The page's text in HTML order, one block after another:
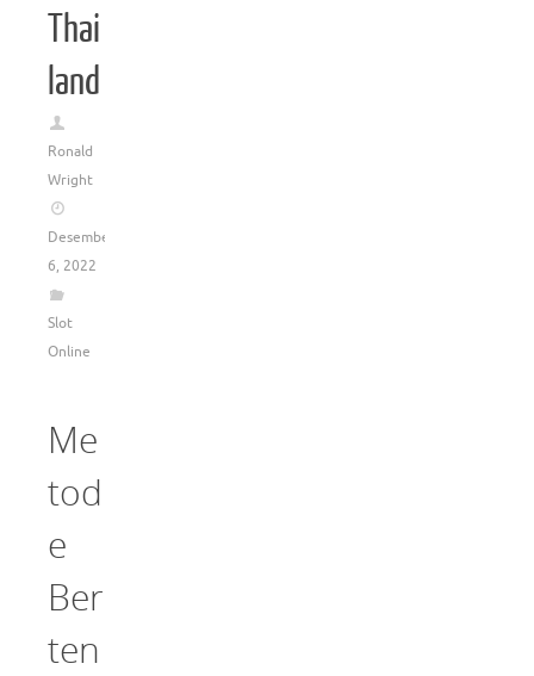
Thai
land
Ronald
Wright
Desember
6, 2022
Slot
Online
Me
tod
e
Ber
ten